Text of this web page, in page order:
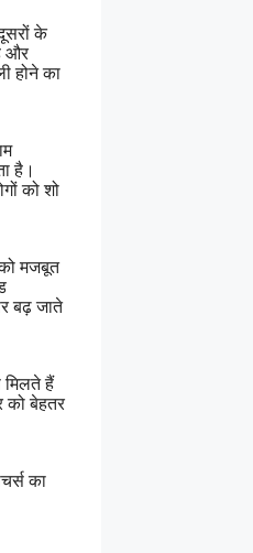
के
और
होने का
है।
को शो
मजबूत
बढ़ जाते
मिलते हैं
बेहतर
का